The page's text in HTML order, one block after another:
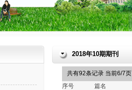
2018年10期期刊
共有92条记录 当前6/7页
序号
篇名